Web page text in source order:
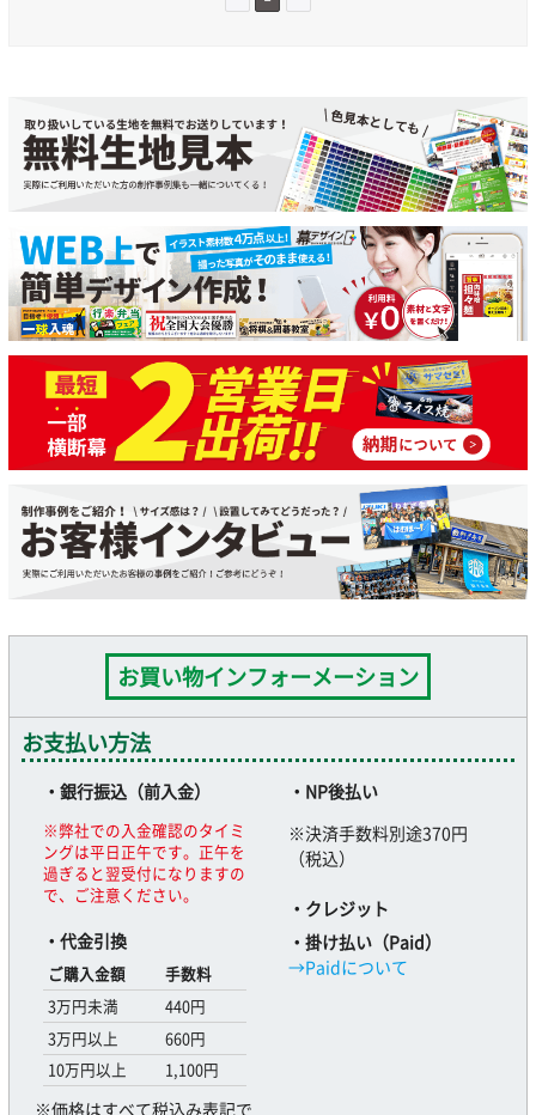
お買い物インフォーメーション
お支払い方法
・銀行振込（前入金）
※弊社での入金確認のタイミ
ングは平日正午です。正午を
過ぎると翌受付になりますの
で、ご注意ください。
・代金引換
ご購入金額
手数料
3万円未満
440円
3万円以上
660円
10万円以上
1,100円
※価格はすべて税込み表記で
・NP後払い
※決済手数料別途370円
（税込）
・クレジット
・掛け払い（Paid）
→Paidについて